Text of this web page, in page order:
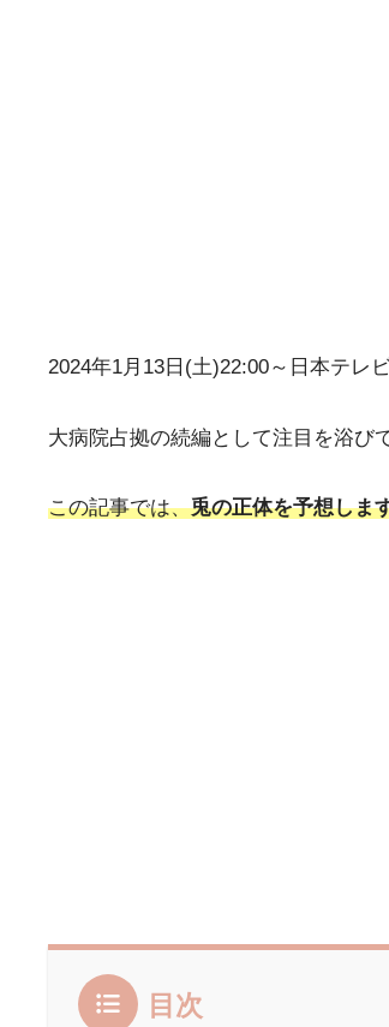
2024年1月13日(土)22:00～日本テレ
大病院占拠の続編として注目を浴び
この記事では、兎の正体を予想しま
目次